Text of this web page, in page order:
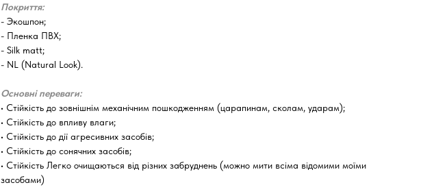
Покриття:
- Экошпон;
- Пленка ПВХ;
- Silk matt;
- NL (Natural Look).
Основні переваги:
​​• Стійкість до зовнішнім механічним пошкодженням (царапинам, сколам, ударам);
• Стійкість до впливу влаги;
• Стійкість до дії агресивних засобів;
• Стійкість до сонячних засобів;
• Стійкість Легко очищаються від різних забруднень (можно мити всіма відомими моїми
засобами)